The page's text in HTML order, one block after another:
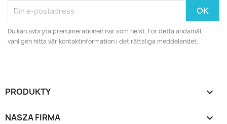
Du kan avbryta prenumerationen när som helst. För detta ändamål,
vänligen hitta vår kontaktinformation i det rättsliga meddelandet.
PRODUKTY 
NASZA FIRMA 